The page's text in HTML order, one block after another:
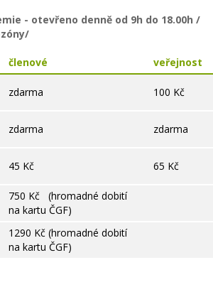
- otevřeno denně od 9h do 18.00h /
členové
veřejnost
zdarma 100 Kč
zdarma zdarma
45 Kč 65 Kč
750 Kč (hromadné dobití
na kartu ČGF)
1290 Kč (hromadné dobití
na kartu ČGF)